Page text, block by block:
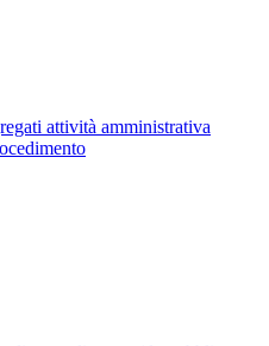
attività amministrativa